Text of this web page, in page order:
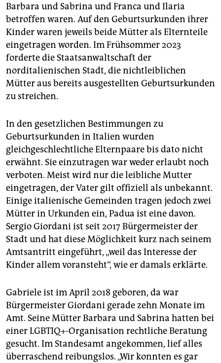
Barbara und Sabrina und Franca und Ilaria
betroffen waren. Auf den Geburtsurkunden ihrer
Kinder waren jeweils beide Mütter als Elternteile
eingetragen worden. Im Frühsommer 2023
forderte die Staatsanwaltschaft der
norditalienischen Stadt, die nichtleiblichen
Mütter aus bereits ausgestellten Geburtsurkunden
zu streichen.
In den gesetzlichen Bestimmungen zu
Geburtsurkunden in Italien wurden
gleichgeschlechtliche Elternpaare bis dato nicht
erwähnt. Sie einzutragen war weder erlaubt noch
verboten. Meist wird nur die leibliche Mutter
eingetragen, der Vater gilt offiziell als unbekannt.
Einige italienische Gemeinden tragen jedoch zwei
Mütter in Urkunden ein, Padua ist eine davon.
Sergio Giordani ist seit 2017 Bürgermeister der
Stadt und hat diese Möglichkeit kurz nach seinem
Amtsantritt eingeführt, „weil das Interesse der
Kinder allem voransteht“, wie er damals erklärte.
Gabriele ist im April 2018 geboren, da war
Bürgermeister Giordani gerade zehn Monate im
Amt. Seine Mütter Barbara und Sabrina hatten bei
einer LGBTIQ+-Organisation rechtliche Beratung
gesucht. Im Standesamt angekommen, lief alles
überraschend reibungslos. „Wir konnten es gar